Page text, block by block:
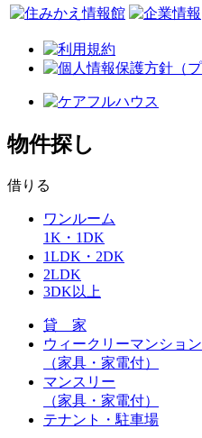
物件探し
借りる
ワンルーム
1K・1DK
1LDK・2DK
2LDK
3DK以上
貸 家
ウィークリーマンション
（家具・家電付）
マンスリー
（家具・家電付）
テナント・駐車場